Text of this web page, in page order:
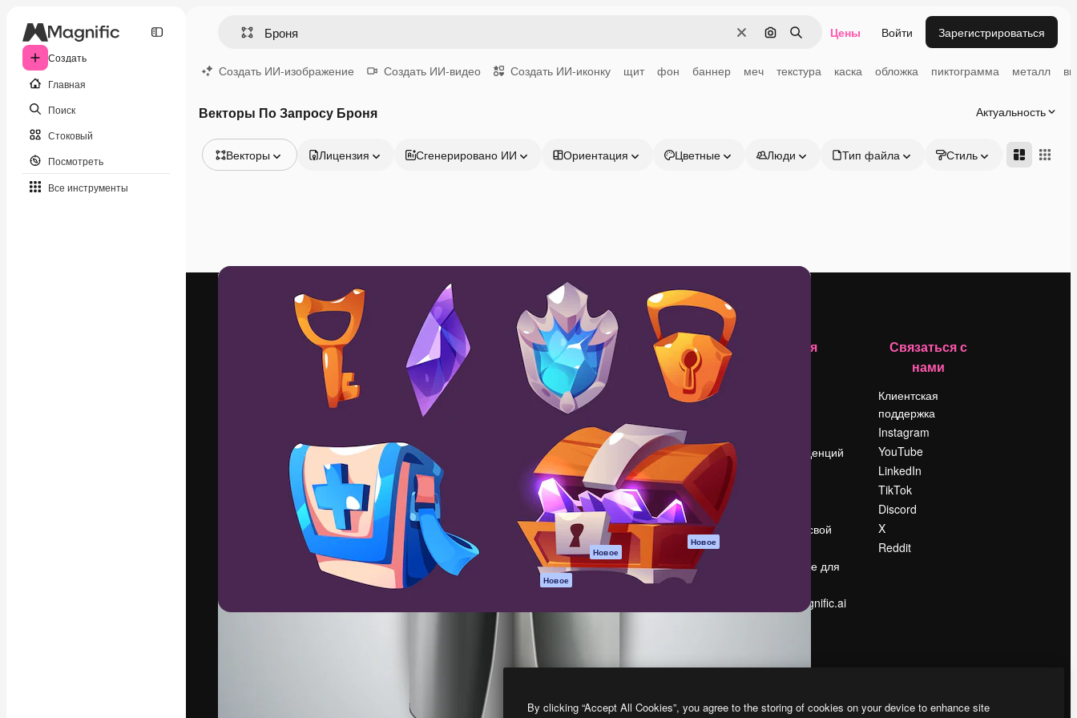
Создать
Главная
Поиск
Стоковый
Посмотреть
Все инструменты
ОчиститьПоиск по изображению
Поиск Цены Войти Зарегистрироваться
Создать ИИ-изображение Создать ИИ-видео Создать ИИ-иконку щит фон баннер меч текстура каска обложка пиктограмма металл
Векторы По Запросу Броня Актуальность
Векторы
Видео
Лицензия Сгенерировано ИИ Ориентация Цветные Люди Тип файла Стиль Адвансд
Креативная платформа для создания
ваших лучших работ. Более 1 миллиона
подписчиков среди креаторов,
предприятий, агентств и студий.
Pусский
Продукция
Spaces
ИИ-помощник
Генератор
изображений ИИ
Генератор видео
Генератор голоса
на основе ИИ
Стоковый контент
MCP для
Claude/ChatGPT
Новое
Агенты Новое
Мобильное
приложение
Все инструменты
Magnific
Начать
Academy
Документация по
Служба
поддержки
Условия и
положения
Политика
конфиденциальности
Оригиналы
Новое
Политика файлов
cookie
Партнеры
Компания
Поиск тенденций
Продайте свой
Помещение для
Ищете magnific.ai
Связаться с
нами
Клиентская
поддержка
Instagram
YouTube
LinkedIn
TikTok
Discord
X
Reddit
By clicking “Accept All Cookies”, you agree to the storing of cookies on your device to enhance site